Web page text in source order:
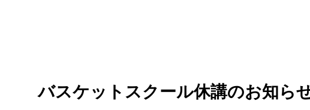
バスケットスクール休講のお知ら